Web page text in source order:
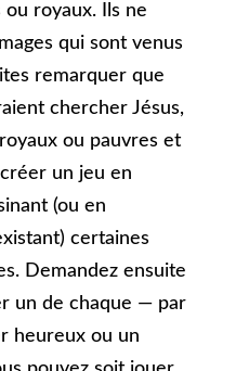
royaux. Ils ne
qui sont venus
remarquer que
chercher Jésus,
ou pauvres et
un jeu en
(ou en
certaines
Demandez ensuite
un de chaque — par
heureux ou un